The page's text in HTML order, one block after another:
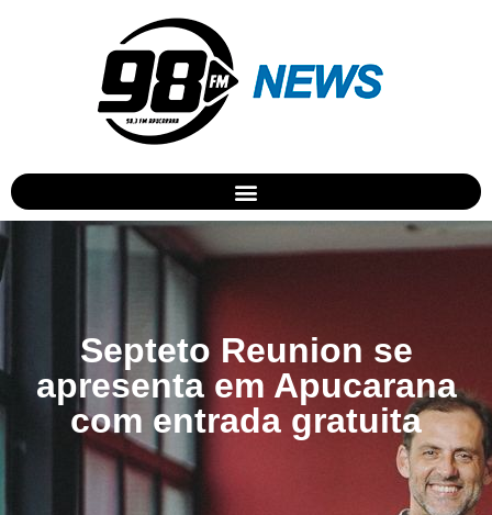
Septeto Reunion se
apresenta em Apucarana
com entrada gratuita